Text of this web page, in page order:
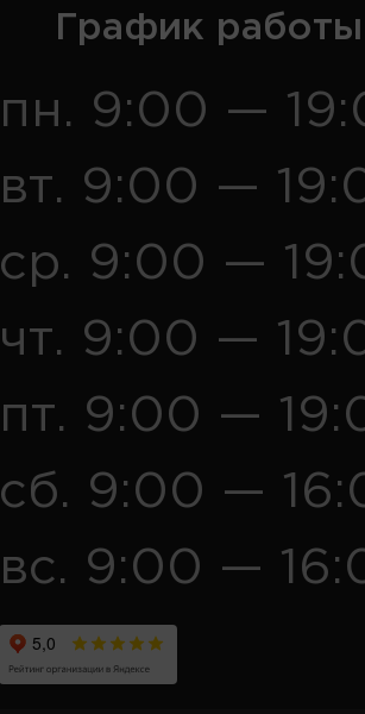
График
пн. 9:00 —
вт. 9:00 —
ср. 9:00 —
чт. 9:00 —
пт. 9:00 —
сб. 9:00 —
вс. 9:00 —